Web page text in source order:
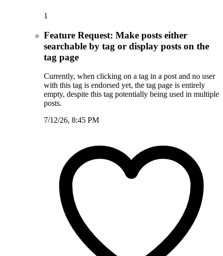
1
Feature Request: Make posts either
searchable by tag or display posts on the
tag page
Currently, when clicking on a tag in a post and no user
with this tag is endorsed yet, the tag page is entirely
empty, despite this tag potentially being used in multiple
posts.
7/12/26, 8:45 PM